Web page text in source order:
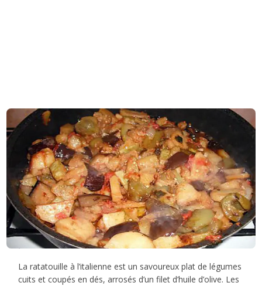
La ratatouille à l’italienne est un savoureux plat de légumes
cuits et coupés en dés, arrosés d’un filet d’huile d’olive. Les